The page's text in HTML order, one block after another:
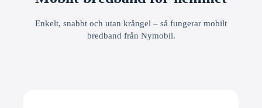
Enkelt, snabbt och utan krångel – så fungerar mobilt
bredband från Nymobil.